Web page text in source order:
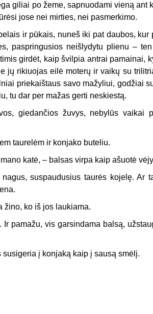
giliai po žeme, sapnuodami vieną ant
jose nei mirties, nei pasmerkimo.
ir pūkais, nuneš iki pat daubos, kur
paspringusios neišlydytu plienu –
girdėt, kaip švilpia antrai pamainai,
jų rikiuojas eilė moterų ir vaikų su
priekaištaus savo mažyliui, godžiai
tu dar per mažas gerti neskiestą.
giedančios žuvys, nebylūs vaikai
taurelėm ir konjako buteliu.
katė, – balsas virpa kaip ašuotė
suspaudusius taurės kojelę. Ar
žino, ko iš jos laukiama.
pamažu, vis garsindama balsą,
į konjaką kaip į sausą smėlį.